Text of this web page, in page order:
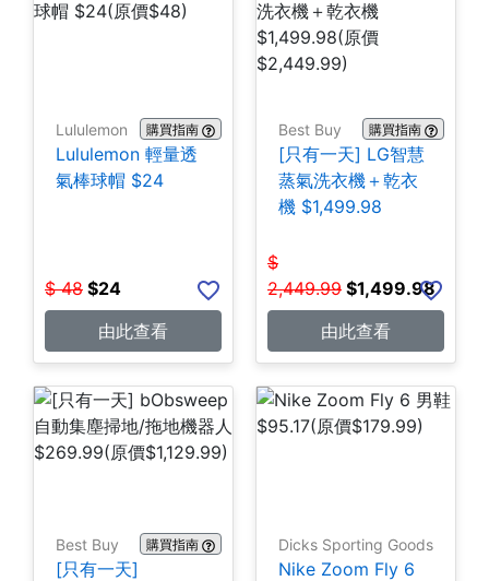
Lululemon 購買指南
Lululemon 輕量透
氣棒球帽 $24
$ 48 $24
由此查看
Best Buy 購買指南
[只有一天] LG智慧
蒸氣洗衣機＋乾衣
機 $1,499.98
$
2,449.99 $1,499.98
由此查看
Best Buy 購買指南
[只有一天]
Dicks Sporting Goods
Nike Zoom Fly 6